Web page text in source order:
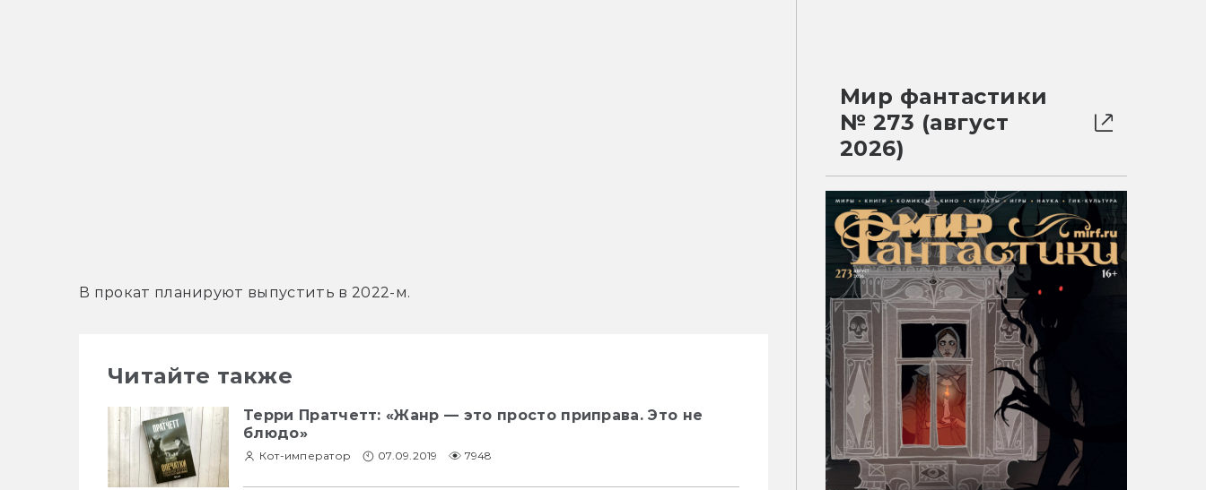
В прокат планируют выпустить в 2022-м.
Читайте также
Терри Пратчетт: «Жанр — это просто приправа. Это не
блюдо»
Кот-император 07.09.2019 7948
Мир фантастики
№ 273 (август
2026)